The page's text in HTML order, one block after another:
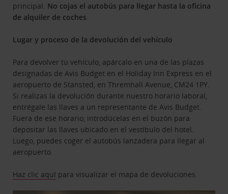
principal. No cojas el autobús para llegar hasta la oficina
de alquiler de coches
Lugar y proceso de la devolución del vehículo
Para devolver tu vehículo, apárcalo en una de las plazas
designadas de Avis Budget en el Holiday Inn Express en el
aeropuerto de Stansted, en Thremhall Avenue, CM24 1PY.
Si realizas la devolución durante nuestro horario laboral,
entrégale las llaves a un representante de Avis Budget.
Fuera de ese horario, introdúcelas en el buzón para
depositar las llaves ubicado en el vestíbulo del hotel.
Luego, puedes coger el autobús lanzadera para llegar al
aeropuerto.
Haz clic aquí para visualizar el mapa de devoluciones.